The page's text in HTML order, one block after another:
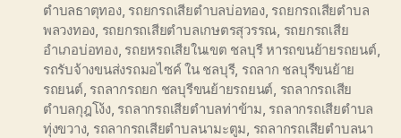
ตำบลธาตุทอง, รถยกรถเสียตำบลบ่อทอง, รถยกรถเสียตำบล
พลวงทอง รถยกรถเสียตำบลเกษตรสุวรรณ รถยกรถเสีย
อำเภอบ่อทอง, รถยหรถเสียในเขต ชลบุรี หารถขนย้ายรถยนต์,
รถรับจ้างขนส่งรถมอไซค์ ใน ชลบุรี, รถลาก ชลบุรีขนย้าย
รถยนต์, รถลากรถยก ชลบุรีขนย้ายรถยนต์ รถลากรถเสีย
ตำบลกุฎโง้ง, รถลากรถเสียตำบลท่าข้าม รถลากรถเสียตำบล
ทุ่งขวาง, รถลากรถเสียตำบลนามะตูม รถลากรถเสียตำบลนา